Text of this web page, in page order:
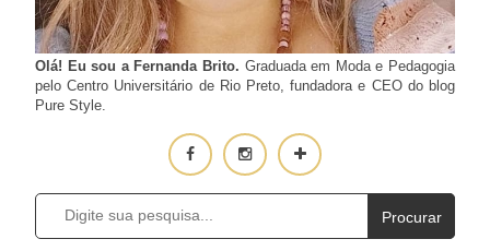
Olá! Eu sou a Fernanda Brito. Graduada em Moda e Pedagogia
pelo Centro Universitário de Rio Preto, fundadora e CEO do blog
Pure Style.
Procurar